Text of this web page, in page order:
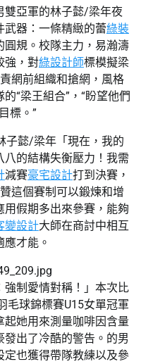
雙亞軍的林子懿/梁年夜
武器：一條精緻的蕾綠裝
規。校隊主力，易瀚濤
強，對綠設計師標模擬梁
責網前組織和搶網，風格
“梁王組合”，“盼望他們
標。”
子懿/梁年「現在，我的
八的結構失衡壓力！我需
減賽豪宅設計打到決賽，
這個賽制可以鍛煉和增
假期多出來參賽，能夠
變設計大師在商討中相互
才能。
強制愛情對稱！」本次比
毛球錦標賽U15女單冠軍
她用來測量咖啡因含量
出了冷酷的警告。的男
也獲得帶隊教練以及參